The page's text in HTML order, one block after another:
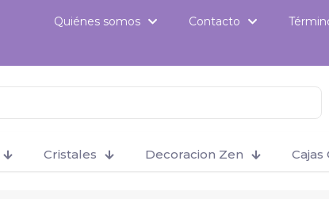
Quiénes somos Contacto
Cristales Decoracion Zen Cajas